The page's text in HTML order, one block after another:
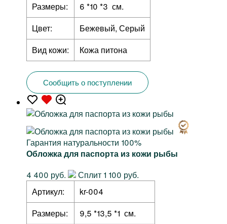
Размеры:
6 *10 *3 см.
Цвет:
Бежевый, Серый
Вид кожи:
Кожа питона
Сообщить о поступлении
Гарантия натуральности 100%
Обложка для паспорта из кожи рыбы
4 400 руб.
Сплит 1 100 руб.
Артикул:
kr-004
Размеры:
9,5 *13,5 *1 см.